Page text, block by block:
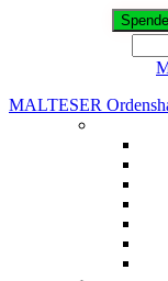
MALTESER